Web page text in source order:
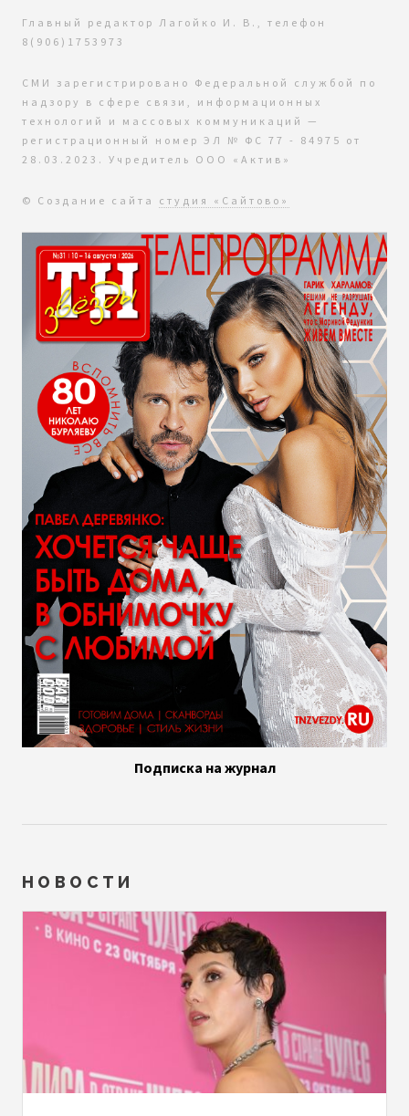
Главный редактор Лагойко И. В., телефон
8(906)1753973
СМИ зарегистрировано Федеральной службой по
надзору в сфере связи, информационных
технологий и массовых коммуникаций —
регистрационный номер ЭЛ № ФС 77 - 84975 от
28.03.2023. Учредитель ООО «Актив»
© Создание сайта студия «Сайтово»
Подписка на журнал
НОВОСТИ